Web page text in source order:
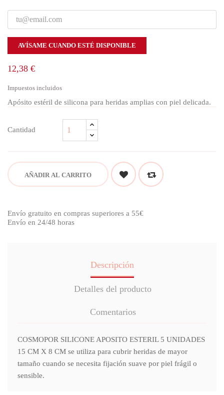
AVÍSAME CUANDO ESTÉ DISPONIBLE
12,38 €
Impuestos incluidos
Apósito estéril de silicona para heridas amplias con piel delicada.
Cantidad
AÑADIR AL CARRITO
Envío gratuito en compras superiores a 55€
Envío en 24/48 horas
Descripción
Detalles del producto
Comentarios
COSMOPOR SILICONE APOSITO ESTERIL 5 UNIDADES
15 CM X 8 CM se utiliza para cubrir heridas de mayor
tamaño cuando se necesita fijación suave por piel frágil o
sensible.